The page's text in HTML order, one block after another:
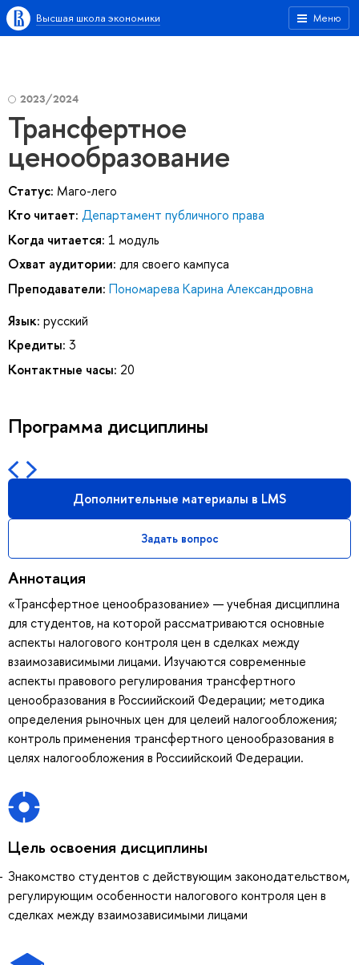
Меню
Высшая школа экономики
2023/2024
Трансфертное
ценообразование
Статус: Маго-лего
Кто читает: Департамент публичного права
Когда читается: 1 модуль
Охват аудитории: для своего кампуса
Преподаватели: Пономарева Карина Александровна
Язык: русский
Кредиты: 3
Контактные часы: 20
Программа дисциплины
Дополнительные материалы в LMS
Задать вопрос
Аннотация
«Трансфертное ценообразование» — учебная дисциплина
для студентов, на которой рассматриваются основные
аспекты налогового контроля цен в сделках между
взаимозависимыми лицами. Изучаются современные
аспекты правового регулирования трансфертного
ценообразования в Россиийскоий Федерации; методика
определения рыночных цен для целеий налогообложения;
контроль применения трансфертного ценообразования в
целях налогообложения в Россиийскоий Федерации.
Цель освоения дисциплины
Знакомство студентов с действующим законодательством,
регулирующим особенности налогового контроля цен в
сделках между взаимозависимыми лицами